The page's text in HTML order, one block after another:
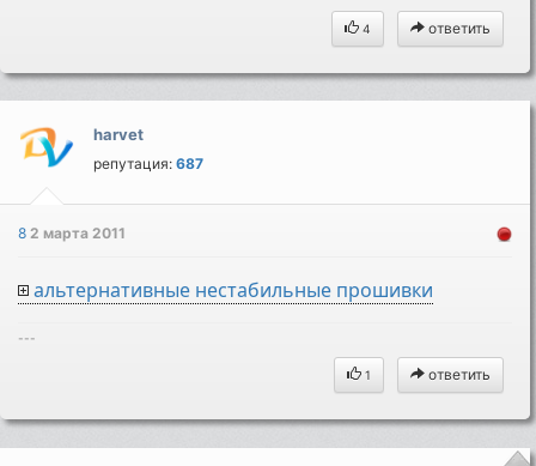
4 ответить
harvet
репутация:687
82 марта 2011
альтернативные нестабильные прошивки
---
1 ответить